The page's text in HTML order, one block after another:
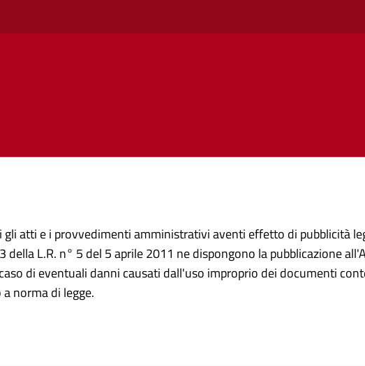
atti e i provvedimenti amministrativi aventi effetto di pubblicità
L.R. n° 5 del 5 aprile 2011 ne dispongono la pubblicazione
di eventuali danni causati dall'uso improprio dei documenti
norma di legge.